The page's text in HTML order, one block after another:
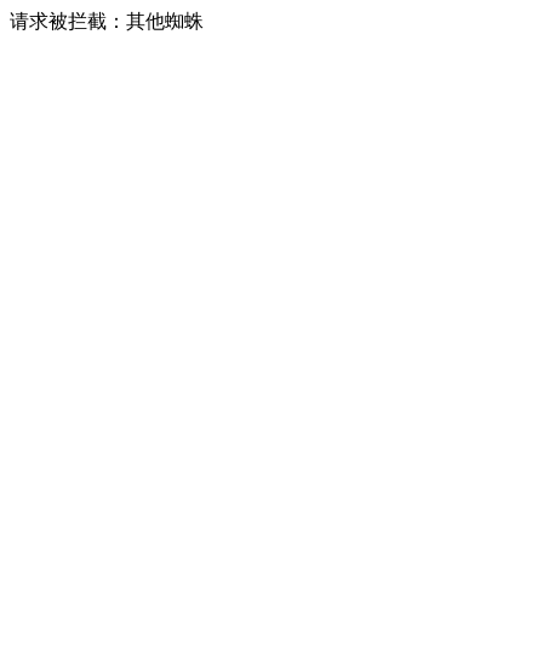
请求被拦截：其他蜘蛛